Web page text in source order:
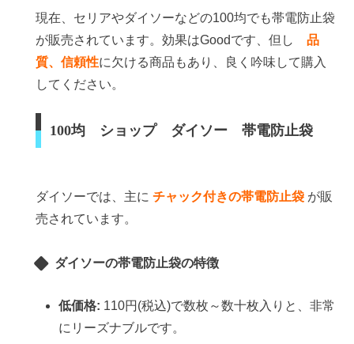
現在、セリアやダイソーなどの100均でも帯電防止袋
が販売されています。効果はGoodです、但し品
質、信頼性に欠ける商品もあり、良く吟味して購入
してください。
100均 ショップ ダイソー 帯電防止袋
ダイソーでは、主にチャック付きの帯電防止袋 が販
売されています。
ダイソーの帯電防止袋の特徴
低価格: 110円(税込)で数枚～数十枚入りと、非常
にリーズナブルです。